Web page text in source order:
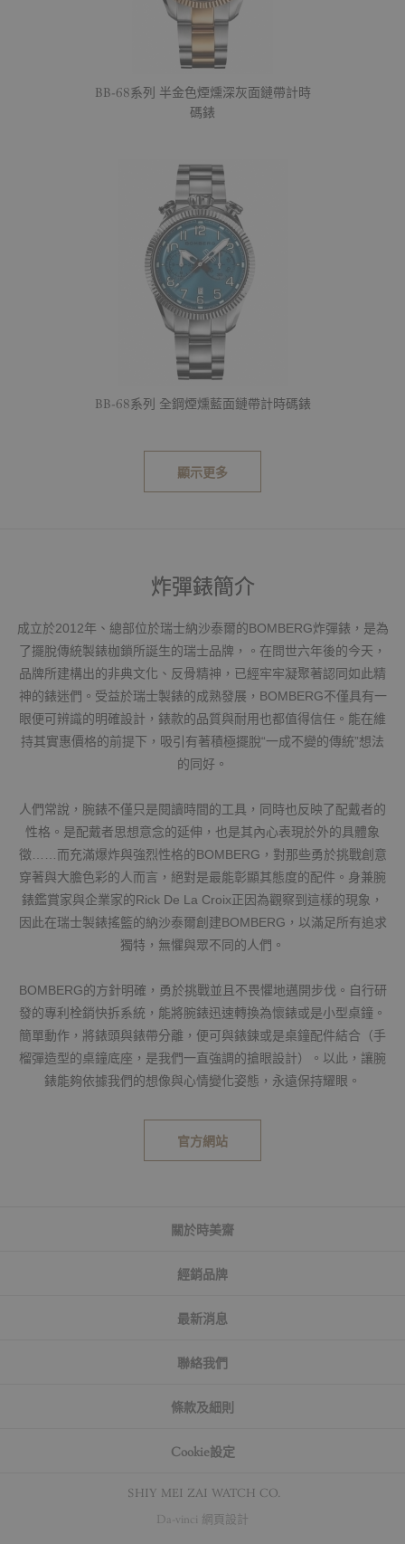
BB-68系列 半金色煙燻深灰面鏈帶計時
碼錶
BB-68系列 全鋼煙燻藍面鏈帶計時碼錶
顯示更多
炸彈錶簡介
成立於2012年、總部位於瑞士納沙泰爾的BOMBERG炸彈錶，是為
了擺脫傳統製錶枷鎖所誕生的瑞士品牌，。在問世六年後的今天，
品牌所建構出的非典文化、反骨精神，已經牢牢凝聚著認同如此精
神的錶迷們。受益於瑞士製錶的成熟發展，BOMBERG不僅具有一
眼便可辨識的明確設計，錶款的品質與耐用也都值得信任。能在維
持其實惠價格的前提下，吸引有著積極擺脫“一成不變的傳統”想法
的同好。
人們常說，腕錶不僅只是閱讀時間的工具，同時也反映了配戴者的
性格。是配戴者思想意念的延伸，也是其內心表現於外的具體象
徵……而充滿爆炸與強烈性格的BOMBERG，對那些勇於挑戰創意
穿著與大膽色彩的人而言，絕對是最能彰顯其態度的配件。身兼腕
錶鑑賞家與企業家的Rick De La Croix正因為觀察到這樣的現象，
因此在瑞士製錶搖籃的納沙泰爾創建BOMBERG，以滿足所有追求
獨特，無懼與眾不同的人們。
BOMBERG的方針明確，勇於挑戰並且不畏懼地邁開步伐。自行研
發的專利栓銷快拆系統，能將腕錶迅速轉換為懷錶或是小型桌鐘。
簡單動作，將錶頭與錶帶分離，便可與錶鍊或是桌鐘配件結合（手
榴彈造型的桌鐘底座，是我們一直強調的搶眼設計）。以此，讓腕
錶能夠依據我們的想像與心情變化姿態，永遠保持耀眼。
官方網站
關於時美齋
經銷品牌
最新消息
聯絡我們
條款及細則
Cookie設定
© SHIY MEI ZAI WATCH CO.
Da-vinci 網頁設計